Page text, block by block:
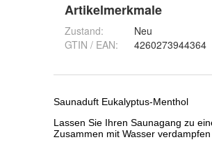
Artikelmerkmale
Zustand:
Neu
GTIN / EAN:
4260273944364